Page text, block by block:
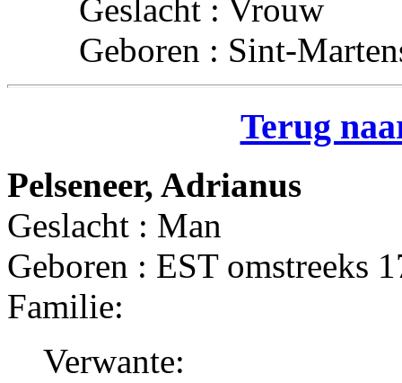
Geslacht : Vrouw
Geboren : Sint-
Terug
Pelseneer, Adrianus
Geslacht : Man
Geboren : EST omstreeks
Familie:
Verwante: